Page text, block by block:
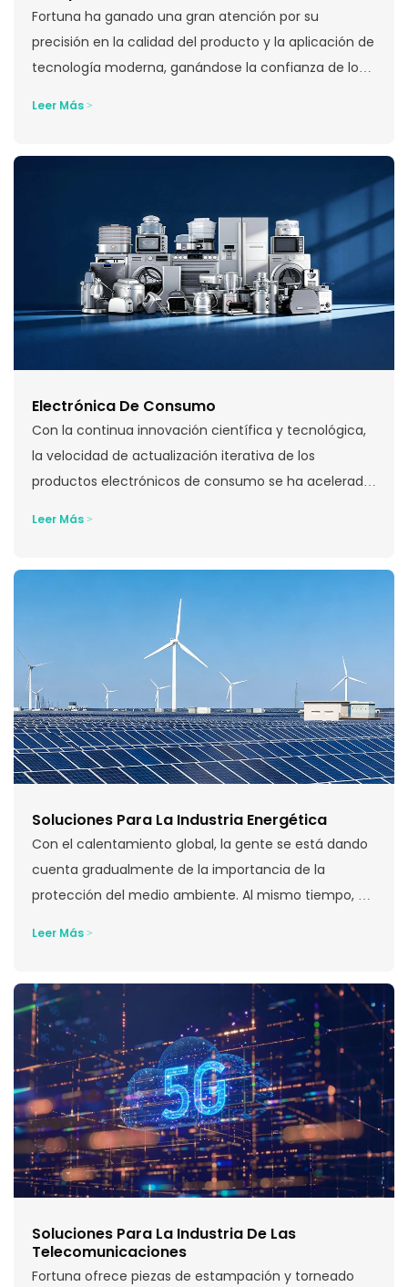
Fortuna ha ganado una gran atención por su
precisión en la calidad del producto y la aplicación de
tecnología moderna, ganándose la confianza de los
Leer Más >
Electrónica De Consumo
Con la continua innovación científica y tecnológica,
la velocidad de actualización iterativa de los
productos electrónicos de consumo se ha acelerado.
Leer Más >
Soluciones Para La Industria Energética
Con el calentamiento global, la gente se está dando
cuenta gradualmente de la importancia de la
protección del medio ambiente. Al mismo tiempo, el
Leer Más >
Soluciones Para La Industria De Las
Telecomunicaciones
Fortuna ofrece piezas de estampación y torneado